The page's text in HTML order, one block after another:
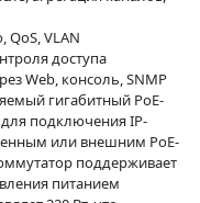
QoS, VLAN
доступа
Web, консоль, SNMP
гигабитный PoE-
подключения IP-
или внешним PoE-
поддерживает
питанием